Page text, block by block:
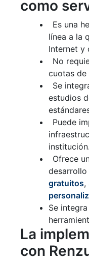
como
Es una
línea a la
Internet y
No
cuotas de
Se
estudios
Puede
institución.
Ofrece
gratuitos,
Se
La
con